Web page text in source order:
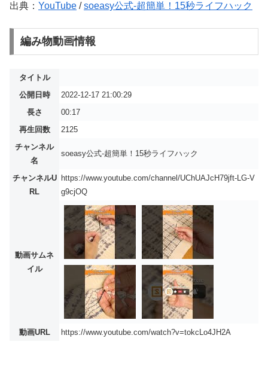
出典： YouTube /soeasy公式-超簡単！15秒ライフハック
編み物動画情報
タイトル
公開日時
2022-12-17 21:00:29
長さ
00:17
再生回数
2125
チャンネル
名
soeasy公式-超簡単！15秒ライフハック
チャンネルU
RL
https://www.youtube.com/channel/UChUAJcH79jft-LG-V
g9cjOQ
動画サムネ
イル
動画URL https://www.youtube.com/watch?v=tokcLo4JH2A